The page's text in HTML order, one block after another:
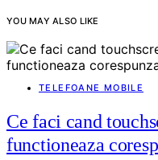
YOU MAY ALSO LIKE
TELEFOANE MOBILE
Ce faci cand
functioneaza